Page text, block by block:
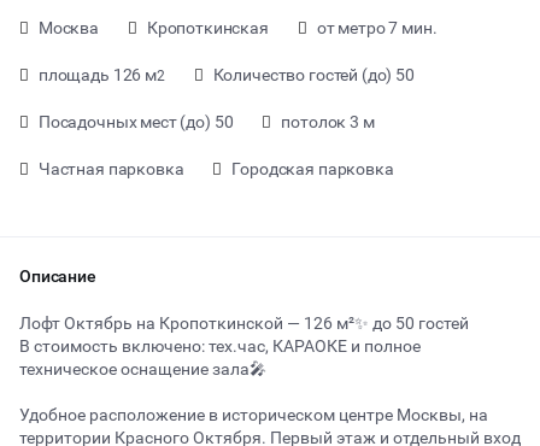
Москва Кропоткинская от метро 7 мин.
площадь 126 м2 Количество гостей (до) 50
Посадочных мест (до) 50 потолок 3 м
Частная парковка Городская парковка
Описание
Лофт Октябрь на Кропоткинской — 126 м²✨ до 50 гостей
В стоимость включено: тех.час, КАРАОКЕ и полное
техническое оснащение зала🎤
Удобное расположение в историческом центре Москвы, на
территории Красного Октября. Первый этаж и отдельный вход
от 6000 ₽ за час
Тип мероприятия